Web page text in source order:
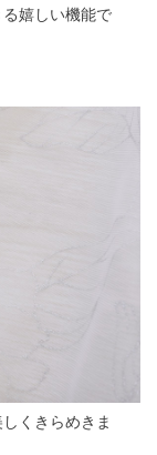
嬉しい機能で
くきらめきま